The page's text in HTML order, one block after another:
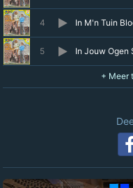
4 In M'n Tuin
5 In Jouw Ogen